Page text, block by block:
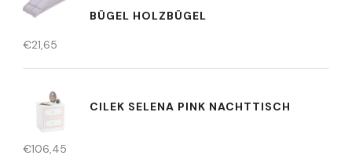
ÜGEL HOLZBÜGEL
€21,65
CILEK SELENA PINK NACHTTISCH
€106,45